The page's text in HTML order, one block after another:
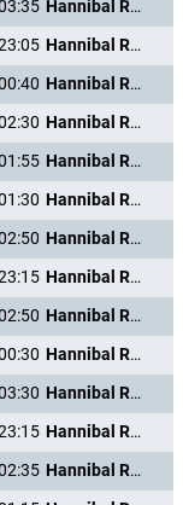
Hannibal Rising - Wie alles begann
Hannibal Rising - Wie alles begann
Hannibal Rising - Wie alles begann
Hannibal Rising - Wie alles begann
Hannibal Rising - Wie alles begann
Hannibal Rising - Wie alles begann
Hannibal Rising - Wie alles begann
Hannibal Rising - Wie alles begann
Hannibal Rising - Wie alles begann
Hannibal Rising - Wie alles begann
Hannibal Rising - Wie alles begann
Hannibal Rising - Wie alles begann
Hannibal Rising - Wie alles begann